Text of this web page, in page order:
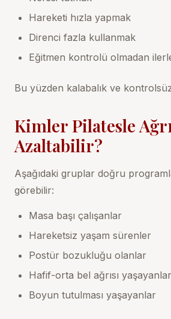
Hareketi hızla yapmak
Direnci fazla kullanmak
Eğitmen kontrolü olmadan
Bu yüzden kalabalık ve
Kimler Pilatesle
Azaltabilir?
Aşağıdaki gruplar doğru
görebilir:
Masa başı çalışanlar
Hareketsiz yaşam sürenler
Postür bozukluğu olanlar
Hafif-orta bel ağrısı yaşayanlar
Boyun tutulması yaşayanlar